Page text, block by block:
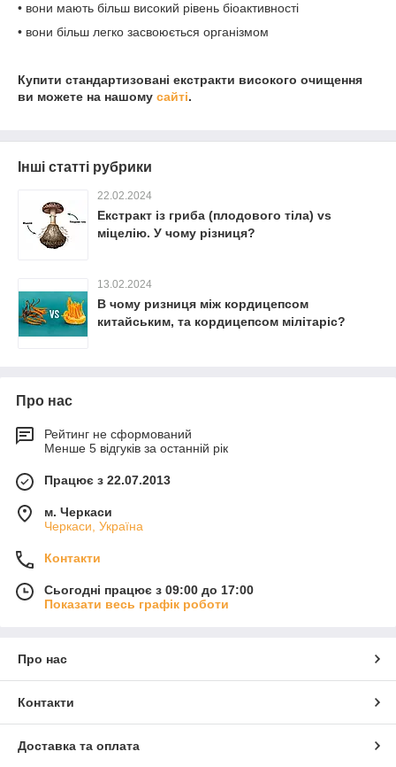
• вони мають більш високий рівень біоактивності
• вони більш легко засвоюється організмом
Купити стандартизовані екстракти високого очищення
ви можете на нашому сайті.
Інші статті рубрики
22.02.2024
Екстракт iз гриба (плодового тіла) vs
міцелію. У чому різниця?
13.02.2024
В чому ризниця між кордицепсом
китайським, та кордицепсом мілітаріс?
Про нас
Рейтинг не сформований
Менше 5 відгуків за останній рік
Працює з 22.07.2013
м. Черкаси
Черкаси, Україна
Контакти
Сьогодні працює з 09:00 до 17:00
Показати весь графік роботи
Про нас
Контакти
Доставка та оплата